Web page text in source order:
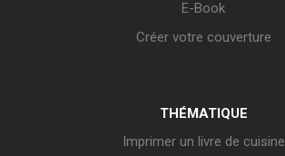
E-Book
Créer votre couverture
THÉMATIQUE
Imprimer un livre de cuisine